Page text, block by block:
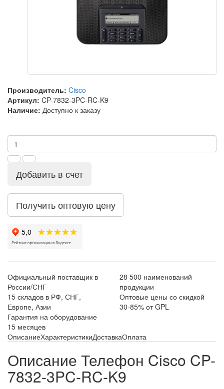
Производитель: Cisco
Артикул: CP-7832-3PC-RC-K9
Наличие: Доступно к заказу
Добавить в счет
Получить оптовую цену
Официальный поставщик в
России/СНГ
28 500 наименований
продукции
15 складов в РФ, СНГ,
Европе, Азии
Оптовые цены со скидкой
30-85% от GPL
Гарантия на оборудование
15 месяцев
ОписаниеХарактеристикиДоставкаОплата
Описание Телефон Cisco CP-
7832-3PC-RC-K9